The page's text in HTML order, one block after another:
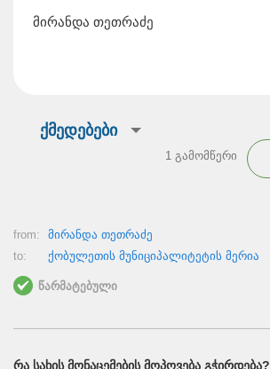
მირანდა თეთრაძე
ქმედებები
1 გამომწერი
from:
მირანდა თეთრაძე
to:
ქობულეთის მუნიციპალიტეტის მერია
წარმატებული
ᲠᲐ ᲡᲐᲮᲘᲡ ᲛᲝᲜᲐᲪᲔᲛᲔᲑᲘᲡ ᲛᲝᲞᲝᲕᲔᲑᲐ ᲒᲭᲘᲠᲓᲔᲑᲐ?